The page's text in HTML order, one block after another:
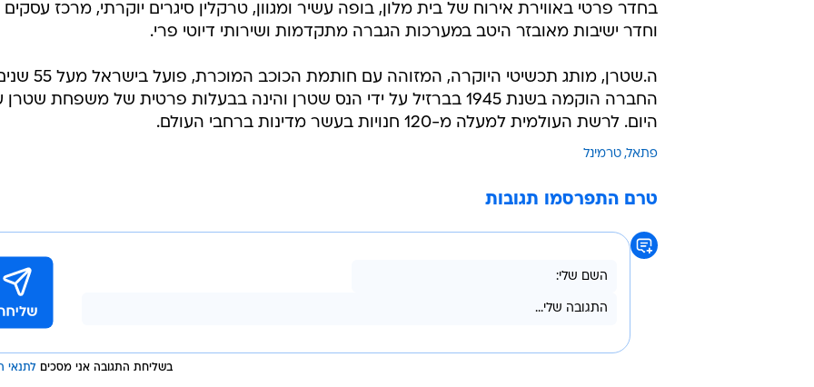
בחדר פרטי באווירת אירוח של בית מלון, בופה עשיר ומגוון, טרקלין סיגרים יוקרתי, מרכז עסקים
וחדר ישיבות מאובזר היטב במערכות הגברה מתקדמות ושירותי דיוטי פרי.
ה.שטרן, מותג תכשיטי היוקרה, המזוהה עם חותמת הכוכב המוכרת, פועל בישראל מעל 55 שנים.
החברה הוקמה בשנת 1945 בברזיל על ידי הנס שטרן והינה בבעלות פרטית של משפחת
היום. לרשת העולמית למעלה מ-120 חנויות בעשר מדינות ברחבי העולם.
פתאל טרמינל
טרם התפרסמו תגובות
בשליחת התגובה אני מסכים לתנאי